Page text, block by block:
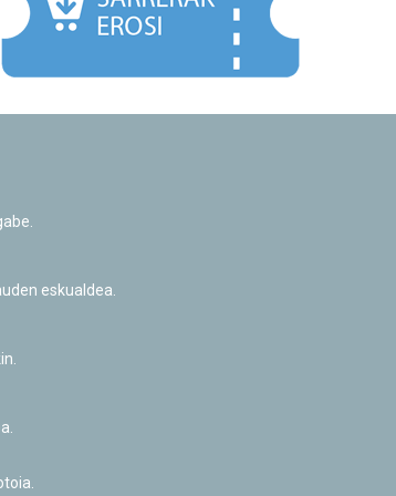
Informazio publikoa eskatzeko baimena
eskualdea.